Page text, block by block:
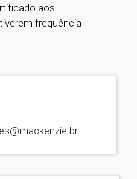
aos
frequência